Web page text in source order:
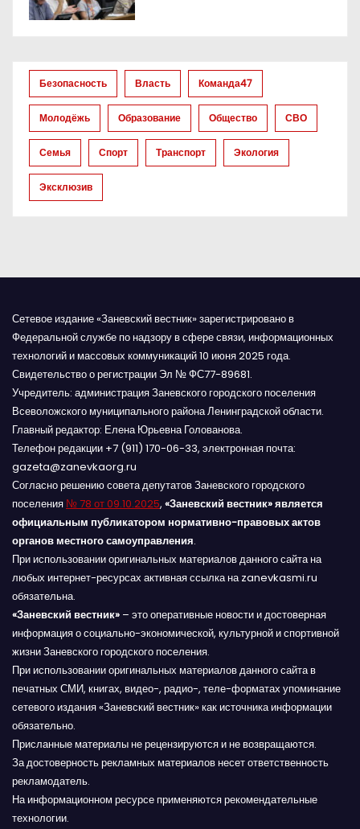
п
м
Безопасность Власть Команда47
Молодёжь Образование Общество СВО
Семья Спорт Транспорт Экология
Эксклюзив
Сетевое издание «Заневский вестник» зарегистрировано в
Федеральной службе по надзору в сфере связи, информационных
технологий и массовых коммуникаций 10 июня 2025 года.
Свидетельство о регистрации Эл № ФС77-89681.
Учредитель: администрация Заневского городского поселения
Всеволожского муниципального района Ленинградской области.
Главный редактор: Елена Юрьевна Голованова.
Телефон редакции +7 (911) 170-06-33, электронная почта:
gazeta@zanevkaorg.ru
Согласно решению совета депутатов Заневского городского
поселения № 78 от 09.10.2025, «Заневский вестник» является
официальным публикатором нормативно-правовых актов
органов местного самоуправления.
При использовании оригинальных материалов данного сайта на
любых интернет-ресурсах активная ссылка на zanevkasmi.ru
обязательна.
«Заневский вестник» – это оперативные новости и достоверная
информация о социально-экономической, культурной и спортивной
жизни Заневского городского поселения.
При использовании оригинальных материалов данного сайта в
печатных СМИ, книгах, видео-, радио-, теле-форматах упоминание
сетевого издания «Заневский вестник» как источника информации
обязательно.
Присланные материалы не рецензируются и не возвращаются.
За достоверность рекламных материалов несет ответственность
рекламодатель.
На информационном ресурсе применяются рекомендательные
технологии.